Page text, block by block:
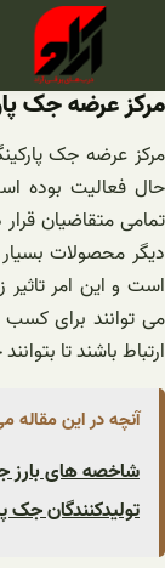
مرکز عرضه جک
مرکز عرضه جک
حال فعالیت بوده
تمامی متقاضیان
دیگر محصولات
است و این امر
می توانند برای کسب
ارتباط باشند تا
آنچه در این مقاله
شاخصه های بارز
تولیدکنندگان جک